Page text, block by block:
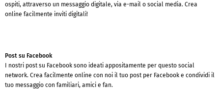
ospiti, attraverso un messaggio digitale, via e-mail o social media. Crea
online facilmente inviti digitali!
Post su Facebook
I nostri post su Facebook sono ideati appositamente per questo social
network. Crea facilmente online con noi il tuo post per Facebook e condividi il
tuo messaggio con familiari, amici e fan.